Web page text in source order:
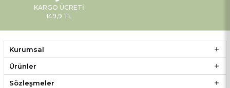
KARGO ÜCRETI
149,9 TL
Kurumsal
Ürünler
Sözleşmeler